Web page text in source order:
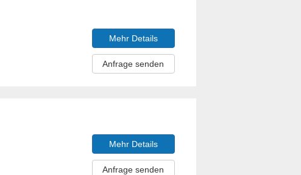
Mehr Details
Anfrage senden
Mehr Details
Anfrage senden